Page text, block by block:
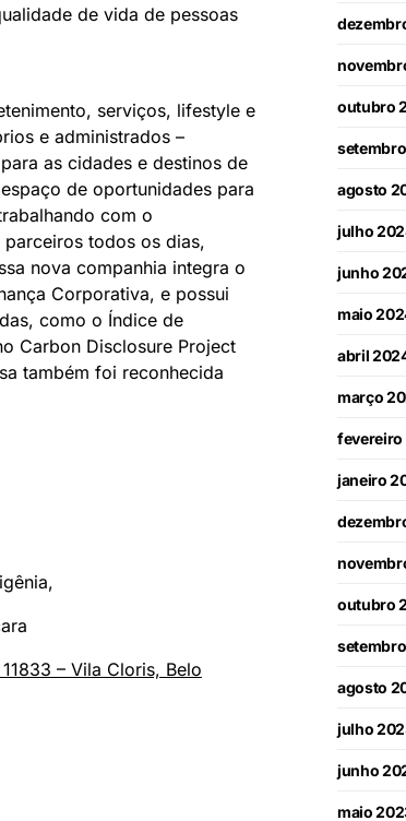
de vida de pessoas
serviços, lifestyle e
e administrados –
as cidades e destinos de
de oportunidades para
com o
todos os dias,
nova companhia integra o
Corporativa, e possui
como o Índice de
Carbon Disclosure Project
também foi reconhecida
– Vila Cloris, Belo
outubro
agosto
julho
junho
maio
abril
março
fevereiro
janeiro
outubro
agosto
julho
junho
maio